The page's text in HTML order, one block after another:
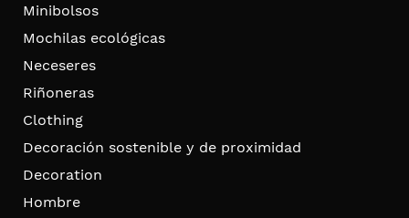
Minibolsos
Mochilas ecológicas
Neceseres
Riñoneras
Clothing
Decoración sostenible y de proximidad
Decoration
Hombre